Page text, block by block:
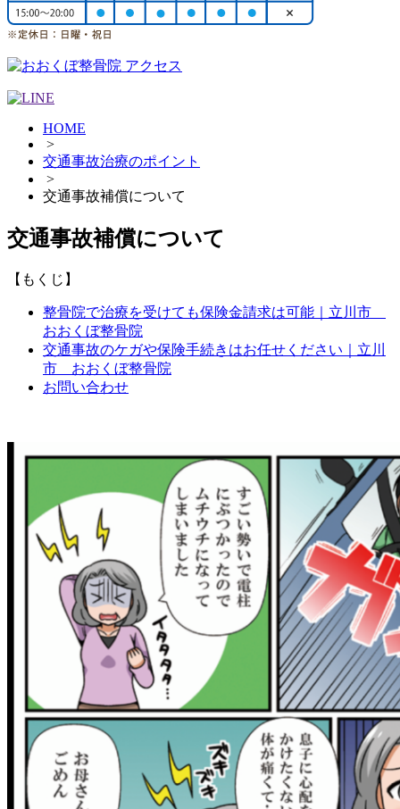
HOME
>
交通事故治療のポイント
>
交通事故補償について
交通事故補償について
【もくじ】
整骨院で治療を受けても保険金請求は可能｜立川市
おおくぼ整骨院
交通事故のケガや保険手続きはお任せください｜立川
市 おおくぼ整骨院
お問い合わせ